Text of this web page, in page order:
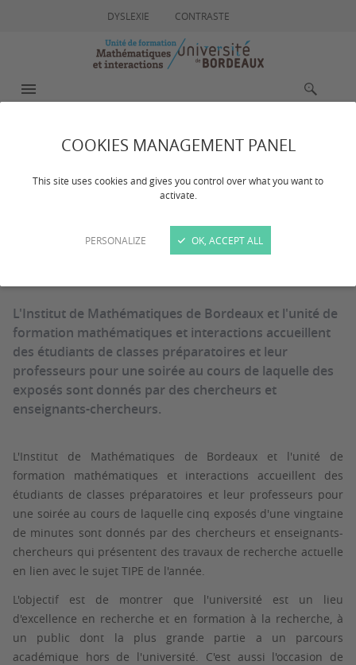
COOKIES MANAGEMENT PANEL
This site uses cookies and gives you control over what you want to
activate.
PERSONALIZE OK, ACCEPT ALL
DYSLEXIE CONTRASTE
Portes ouvertes pour les
classes préparatoires
L'Institut de Mathématiques de Bordeaux et l'unité de
formation mathématiques et interactions accueillent
des étudiants de classes préparatoires et leur
professeurs pour une soirée au cours de laquelle des
exposés sont donnés par des chercheurs et
enseignants-chercheurs.
L'Institut de Mathématiques de Bordeaux et l'unité de
formation mathématiques et interactions accueillent des
étudiants de classes préparatoires et leur professeurs pour
une soirée au cours de laquelle cinq exposés d'une vingtaine
de minutes sont donnés par des chercheurs et enseignants-
chercheurs qui présentent des travaux de recherche actuelle
en lien avec le sujet TIPE de l'année.
L'objectif est de montrer que l'université est un lieu
d'excellence en recherche et en formation à la recherche, à
un public dont la plus grande partie a un parcours
académique hors de l'université. C'est aussi l'occasion de